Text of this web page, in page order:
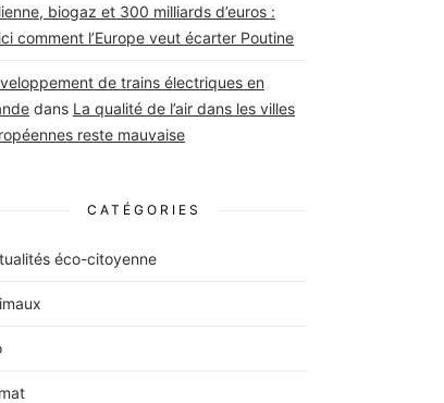
biogaz et 300 milliards d’euros :
comment l’Europe veut écarter Poutine
de trains électriques en
dans La qualité de l’air dans les villes
reste mauvaise
CATÉGORIES
éco-citoyenne